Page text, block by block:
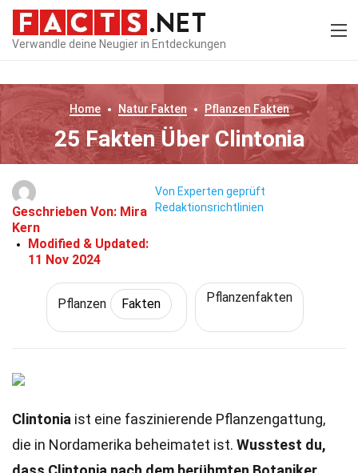
Verwandle deine Neugier in Entdeckungen
Home Natur Fakten Pflanzen Fakten
25 Fakten Über Clintonia
Geschrieben Von: Mira
Kern
Modified & Updated:
11 Nov 2024
Von Experten geprüft
Redaktionsrichtlinien
Pflanzen Fakten Pflanzenfakten
Clintonia ist eine faszinierende Pflanzengattung,
die in Nordamerika beheimatet ist. Wusstest du,